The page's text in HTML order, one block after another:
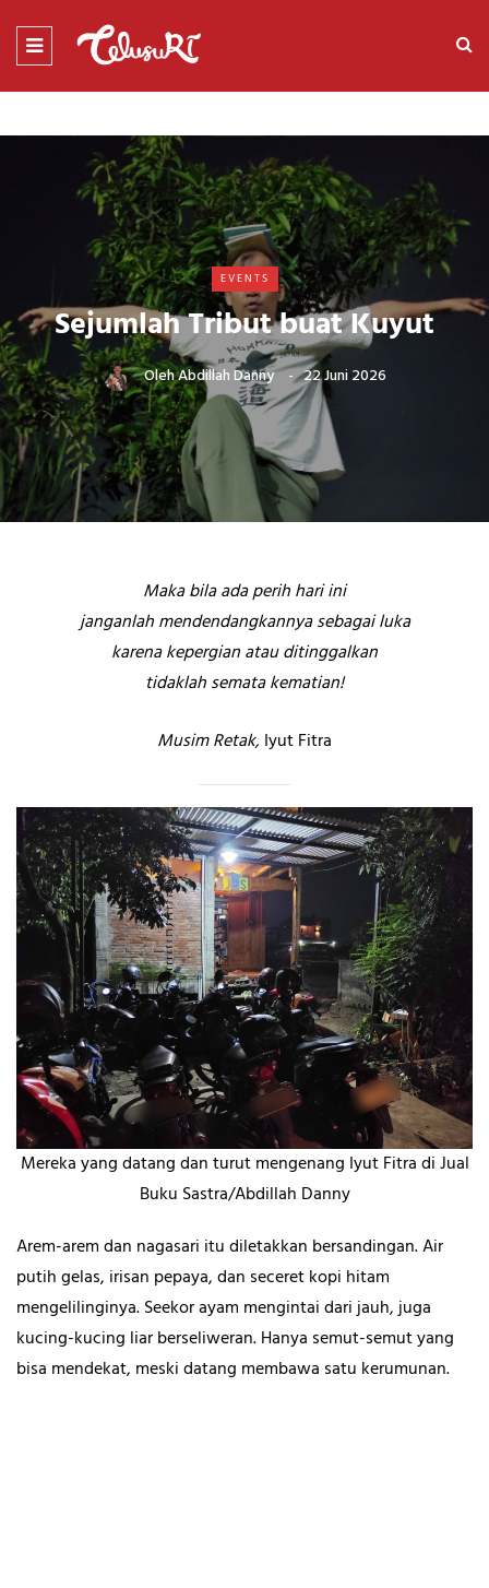
EVENTS
Sejumlah Tribut buat Kuyut
OlehAbdillah Danny 22 Juni 2026
Maka bila ada perih hari ini
janganlah mendendangkannya sebagai luka
karena kepergian atau ditinggalkan
tidaklah semata kematian!
Musim Retak,Iyut Fitra
Mereka yang datang dan turut mengenang Iyut Fitra di Jual
Buku Sastra/Abdillah Danny
Arem-arem dan nagasari itu diletakkan bersandingan. Air
putih gelas, irisan pepaya, dan seceret kopi hitam
mengelilinginya. Seekor ayam mengintai dari jauh, juga
kucing-kucing liar berseliweran. Hanya semut-semut yang
bisa mendekat, meski datang membawa satu kerumunan.